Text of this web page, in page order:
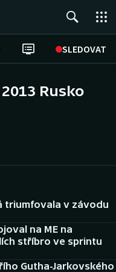
SLEDOVAT
Rusko
triumfovala v závodu
na ME na
stříbro ve sprintu
Gutha-Jarkovského